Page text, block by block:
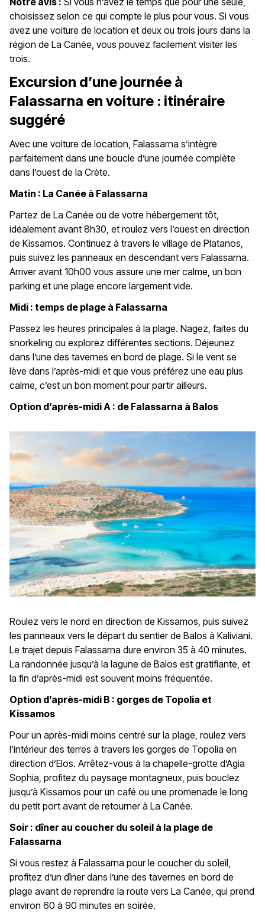
choisissez selon ce qui compte le plus pour vous. Si vous
avez une voiture de location et deux ou trois jours dans la
région de La Canée, vous pouvez facilement visiter les
trois.
Excursion d’une journée à
Falassarna en voiture : itinéraire
suggéré
Avec une voiture de location, Falassarna s’intègre
parfaitement dans une boucle d’une journée complète
dans l’ouest de la Crète.
Matin : La Canée à Falassarna
Partez de La Canée ou de votre hébergement tôt,
idéalement avant 8h30, et roulez vers l’ouest en direction
de Kissamos. Continuez à travers le village de Platanos,
puis suivez les panneaux en descendant vers Falassarna.
Arriver avant 10h00 vous assure une mer calme, un bon
parking et une plage encore largement vide.
Midi : temps de plage à Falassarna
Passez les heures principales à la plage. Nagez, faites du
snorkeling ou explorez différentes sections. Déjeunez
dans l’une des tavernes en bord de plage. Si le vent se
lève dans l’après-midi et que vous préférez une eau plus
calme, c’est un bon moment pour partir ailleurs.
Option d’après-midi A : de Falassarna à Balos
Roulez vers le nord en direction de Kissamos, puis suivez
les panneaux vers le départ du sentier de Balos à Kaliviani.
Le trajet depuis Falassarna dure environ 35 à 40 minutes.
La randonnée jusqu’à la lagune de Balos est gratifiante, et
la fin d’après-midi est souvent moins fréquentée.
Option d’après-midi B : gorges de Topolia et
Kissamos
Pour un après-midi moins centré sur la plage, roulez vers
l’intérieur des terres à travers les gorges de Topolia en
direction d’Elos. Arrêtez-vous à la chapelle-grotte d’Agia
Sophia, profitez du paysage montagneux, puis bouclez
jusqu’à Kissamos pour un café ou une promenade le long
du petit port avant de retourner à La Canée.
Soir : dîner au coucher du soleil à la plage de
Falassarna
Si vous restez à Falassarna pour le coucher du soleil,
profitez d’un dîner dans l’une des tavernes en bord de
plage avant de reprendre la route vers La Canée, qui prend
environ 60 à 90 minutes en soirée.